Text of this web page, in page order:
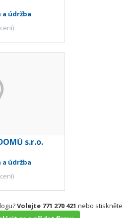
a údržba
s.r.o.
a údržba
Volejte 771 270 421 nebo stiskněte